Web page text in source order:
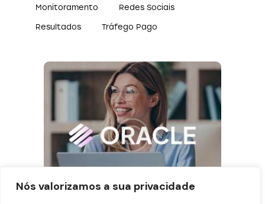
Nós valorizamos a sua privacidade
Monitoramento Redes Sociais
Resultados Tráfego Pago